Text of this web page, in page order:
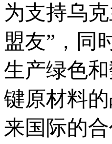
为支持乌
盟友”，同
生产绿色
键原材料的
来国际的